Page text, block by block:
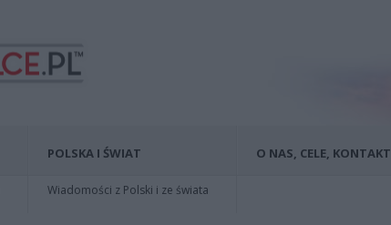
POLSKA I ŚWIAT
Wiadomości z Polski i ze świata
O NAS, CELE, KONTAKT